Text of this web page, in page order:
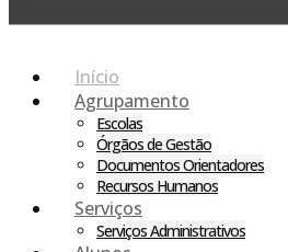
Início
Agrupamento
Escolas
Órgãos de Gestão
Documentos Orientadores
Recursos Humanos
Serviços
Serviços Administrativos